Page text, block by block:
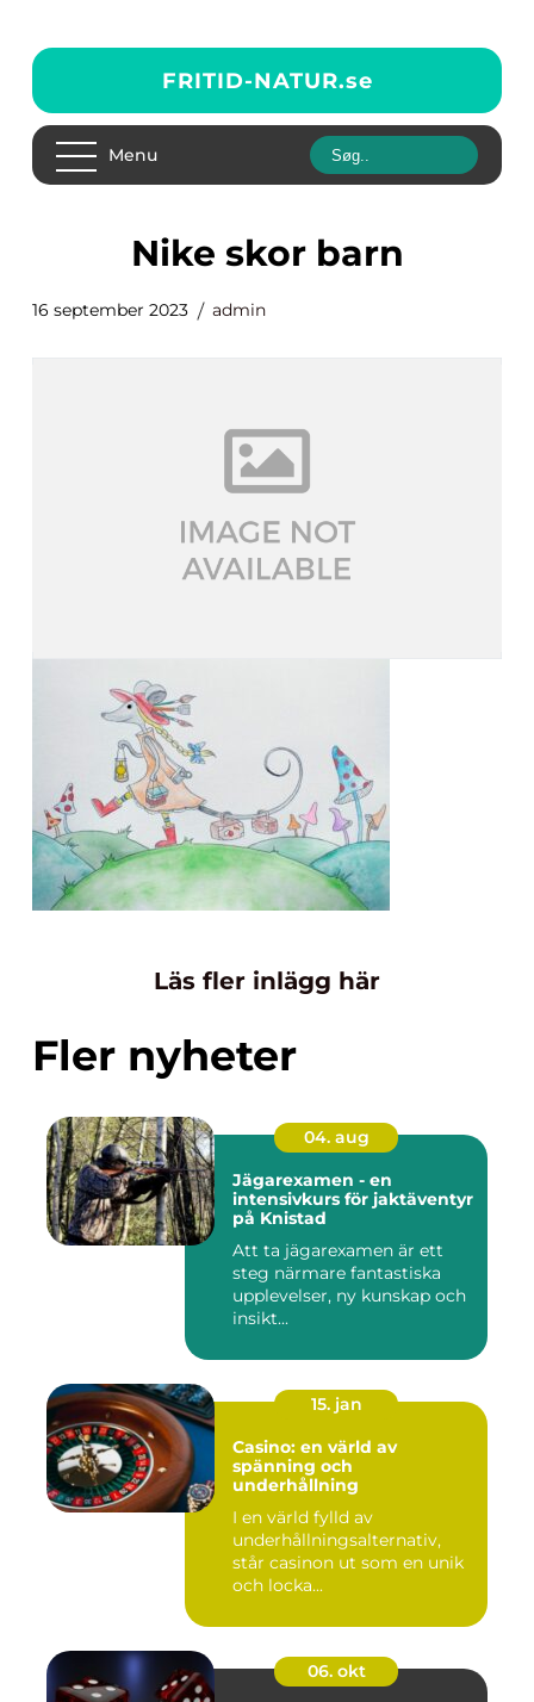
FRITID-NATUR.se
Menu
nike skor barn
16 september 2023 admin
Läs fler inlägg här
Fler nyheter
04. aug
Jägarexamen - en
intensivkurs för jaktäventyr
på Knistad
Att ta jägarexamen är ett
steg närmare fantastiska
upplevelser, ny kunskap och
insikt...
15. jan
Casino: en värld av
spänning och
underhållning
I en värld fylld av
underhållningsalternativ,
står casinon ut som en unik
och locka...
06. okt